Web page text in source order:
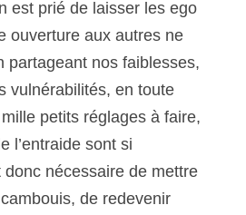
est prié de laisser les ego
ouverture aux autres ne
partageant nos faiblesses,
vulnérabilités, en toute
petits réglages à faire,
l’entraide sont si
nécessaire de mettre
de redevenir